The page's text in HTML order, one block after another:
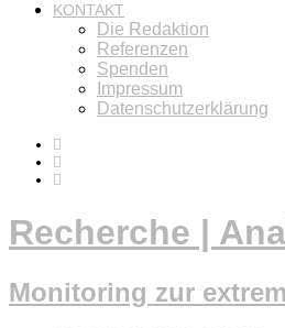
KONTAKT
Die Redaktion
Referenzen
Spenden
Impressum
Datenschutzerklärung
Recherche |
Monitoring zur